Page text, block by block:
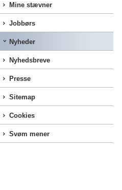
Mine stævner
Jobbørs
Nyheder
Nyhedsbreve
Presse
Sitemap
Cookies
Svøm mener